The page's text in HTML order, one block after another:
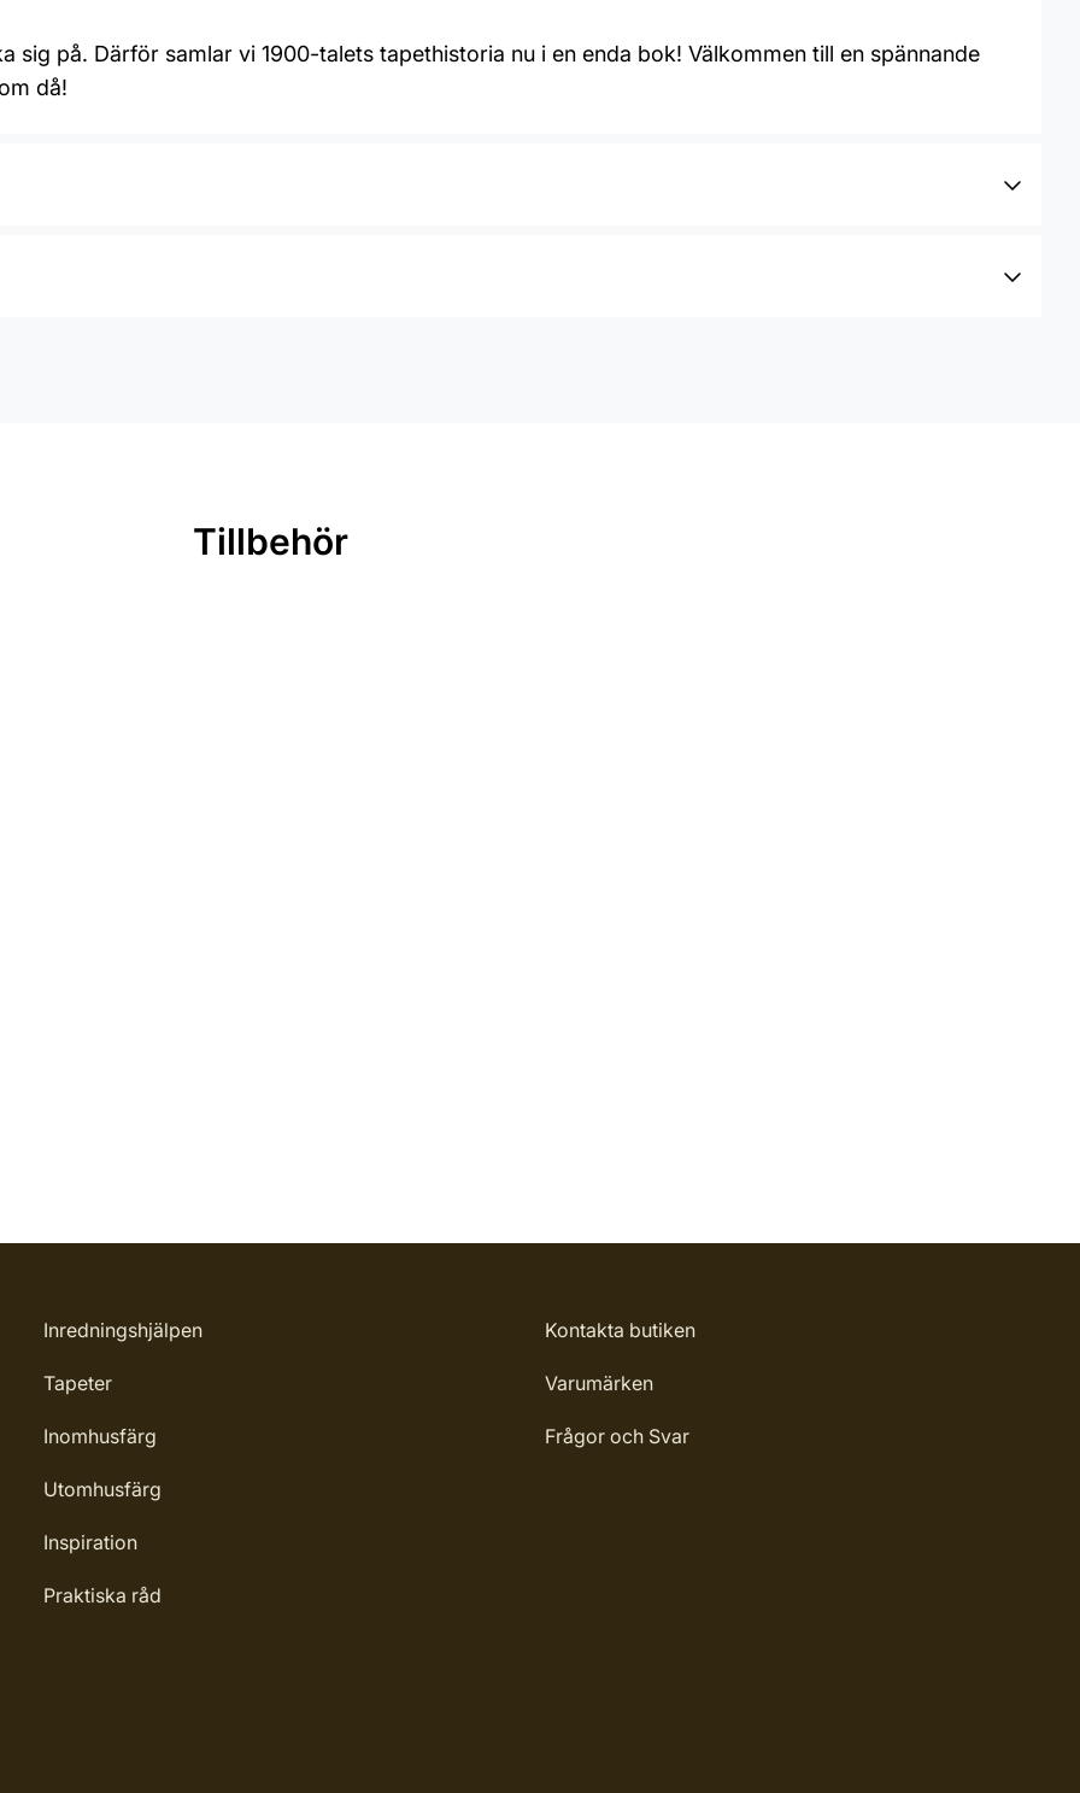
på. Därför samlar vi 1900-talets tapethistoria nu i en enda bok! Välkommen till en spännande
då!
Tillbehör
Inredningshjälpen
Tapeter
Inomhusfärg
Utomhusfärg
Inspiration
Praktiska råd
Kontakta butiken
Varumärken
Frågor och Svar